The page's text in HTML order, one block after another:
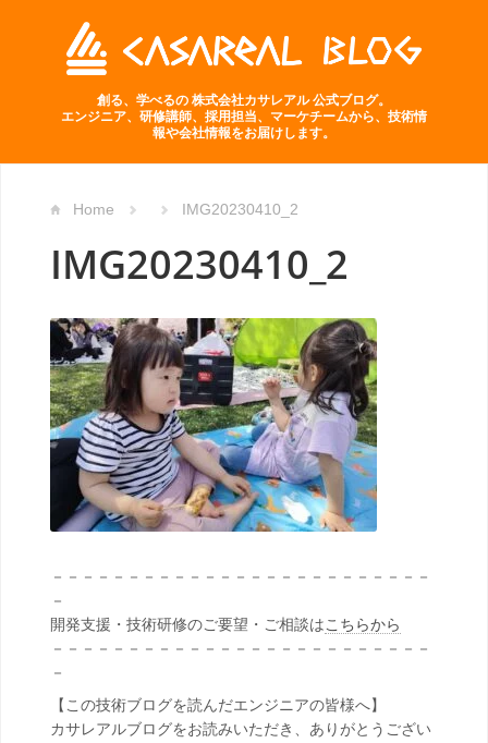
創る、学べるの 株式会社カサレアル 公式ブログ。
エンジニア、研修講師、採用担当、マーケチームから、技術情
報や会社情報をお届けします。
Home IMG20230410_2
IMG20230410_2
－－－－－－－－－－－－－－－－－－－－－－－－－
－
開発支援・技術研修のご要望・ご相談はこちらから
－－－－－－－－－－－－－－－－－－－－－－－－－
－
【この技術ブログを読んだエンジニアの皆様へ】
カサレアルブログをお読みいただき、ありがとうござい